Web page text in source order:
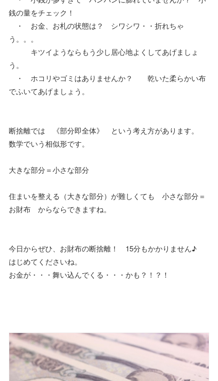
銭の量をチェック！
・ お金、お札の状態は？ シワシワ・・折れちゃ
う。。。
キツイようならもう少し居心地よくしてあげましょ
う。
・ ホコリやゴミはありませんか？ 乾いた柔らかい布
でふいてあげましょう。
断捨離では 《部分即全体》 という考え方があります。
数学でいう相似形です。
大きな部分＝小さな部分
住まいを整える（大きな部分）が難しくても 小さな部分＝
お財布 からならできますね。
今日からぜひ、お財布の断捨離！ 15分もかかりません♪
はじめてくださいね。
お金が・・・舞い込んでくる・・・かも？！？！